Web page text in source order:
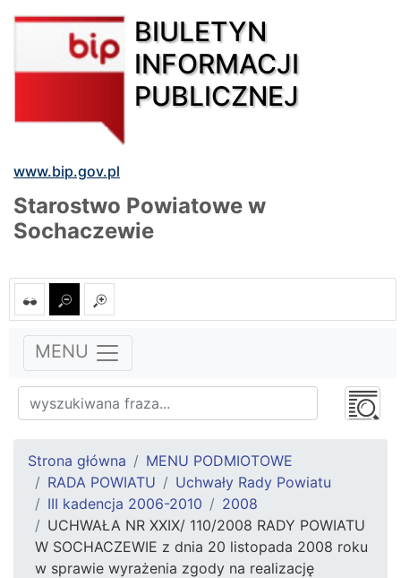
BIULETYN
INFORMACJI
PUBLICZNEJ
www.bip.gov.pl
Starostwo Powiatowe w
Sochaczewie
MENU
Strona główna
MENU PODMIOTOWE
RADA POWIATU
Uchwały Rady Powiatu
III kadencja 2006-2010
2008
UCHWAŁA NR XXIX/ 110/2008 RADY POWIATU
W SOCHACZEWIE z dnia 20 listopada 2008 roku
w sprawie wyrażenia zgody na realizację